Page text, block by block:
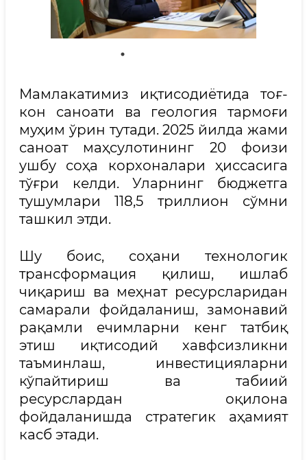
Мамлакатимиз иқтисодиётида тоғ-
кон саноати ва геология тармоғи
муҳим ўрин тутади. 2025 йилда жами
саноат маҳсулотининг 20 фоизи
ушбу соҳа корхоналари ҳиссасига
тўғри келди. Уларнинг бюджетга
тушумлари 118,5 триллион сўмни
ташкил этди.
Шу боис, соҳани технологик
трансформация қилиш, ишлаб
чиқариш ва меҳнат ресурсларидан
самарали фойдаланиш, замонавий
рақамли ечимларни кенг татбиқ
этиш иқтисодий хавфсизликни
таъминлаш, инвестицияларни
кўпайтириш ва табиий
ресурслардан оқилона
фойдаланишда стратегик аҳамият
касб этади.